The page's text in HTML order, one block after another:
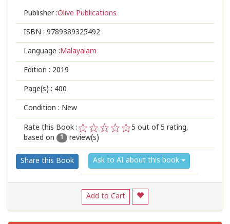
Publisher :Olive Publications
ISBN : 9789389325492
Language :Malayalam
Edition : 2019
Page(s) : 400
Condition : New
Rate this Book :
2
1
5 out of 5 rating,
based on
1 review(s)
Share this Book Ask to AI about this book
Add to Cart